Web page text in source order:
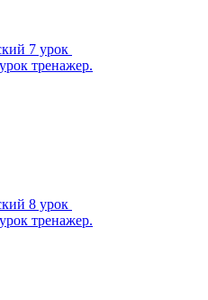
7 урок
тренажер.
8 урок
тренажер.